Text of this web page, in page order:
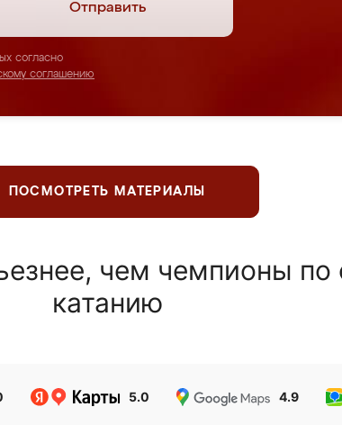
Отправить
согласно
соглашению
ПОСМОТРЕТЬ МАТЕРИАЛЫ
чем чемпионы по
катанию
5.0 4.9